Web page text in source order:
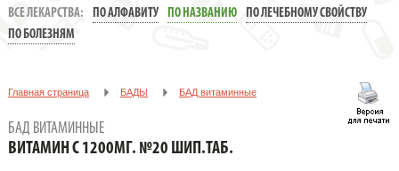
ВСЕ ЛЕКАРСТВА: ПО АЛФАВИТУ ПО НАЗВАНИЮ
ПО ЛЕЧЕБНОМУ СВОЙСТВУ
ПО БОЛЕЗНЯМ
Главная страница БАДЫ БАД витаминные
БАД ВИТАМИННЫЕ
ВИТАМИН С 1200МГ. №20 ШИП.ТАБ.